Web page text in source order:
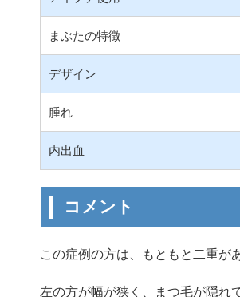
まぶたの特徴
デザイン
腫れ
内出血
コメント
この症例の方は、もともと二重が
左の方が幅が狭く、まつ毛が隠れ